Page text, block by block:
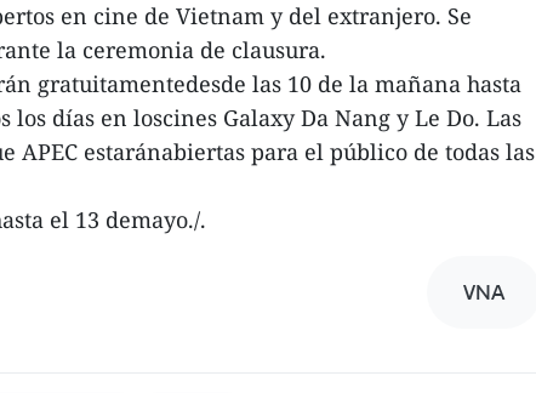
en cine de Vietnam y del extranjero. Se
la ceremonia de clausura.
gratuitamentedesde las 10 de la mañana hasta
los días en loscines Galaxy Da Nang y Le Do. Las
APEC estaránabiertas para el público de todas las
el 13 demayo./.
VNA